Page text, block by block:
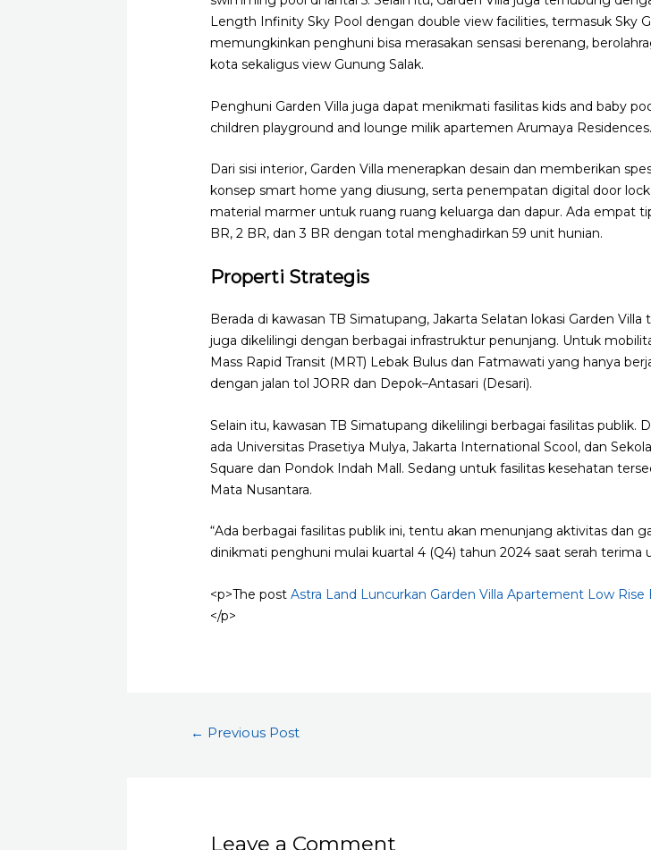
Length Infinity Sky Pool dengan double view facilities, termasuk Sky
memungkinkan penghuni bisa merasakan sensasi berenang,
kota sekaligus view Gunung Salak.
Penghuni Garden Villa juga dapat menikmati fasilitas kids and baby
children playground and lounge milik apartemen Arumaya Residences.
Dari sisi interior, Garden Villa menerapkan desain dan memberikan
konsep smart home yang diusung, serta penempatan digital door
material marmer untuk ruang ruang keluarga dan dapur. Ada empat
BR, 2 BR, dan 3 BR dengan total menghadirkan 59 unit hunian.
Properti Strategis
Berada di kawasan TB Simatupang, Jakarta Selatan lokasi Garden
juga dikelilingi dengan berbagai infrastruktur penunjang. Untuk
Mass Rapid Transit (MRT) Lebak Bulus dan Fatmawati yang hanya
dengan jalan tol JORR dan Depok–Antasari (Desari).
Selain itu, kawasan TB Simatupang dikelilingi berbagai fasilitas publik.
ada Universitas Prasetiya Mulya, Jakarta International Scool, dan
Square dan Pondok Indah Mall. Sedang untuk fasilitas kesehatan
Mata Nusantara.
“Ada berbagai fasilitas publik ini, tentu akan menunjang aktivitas dan
dinikmati penghuni mulai kuartal 4 (Q4) tahun 2024 saat serah terima
<p>The postAstra Land Luncurkan Garden Villa Apartement Low Rise
</p>
← Previous Post
Leave a Comment